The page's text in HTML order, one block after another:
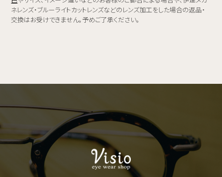
ネレンズ・ブルーライトカットレンズなどのレンズ加工をした場合の返品・
交換はお受けできません。予めご了承ください。